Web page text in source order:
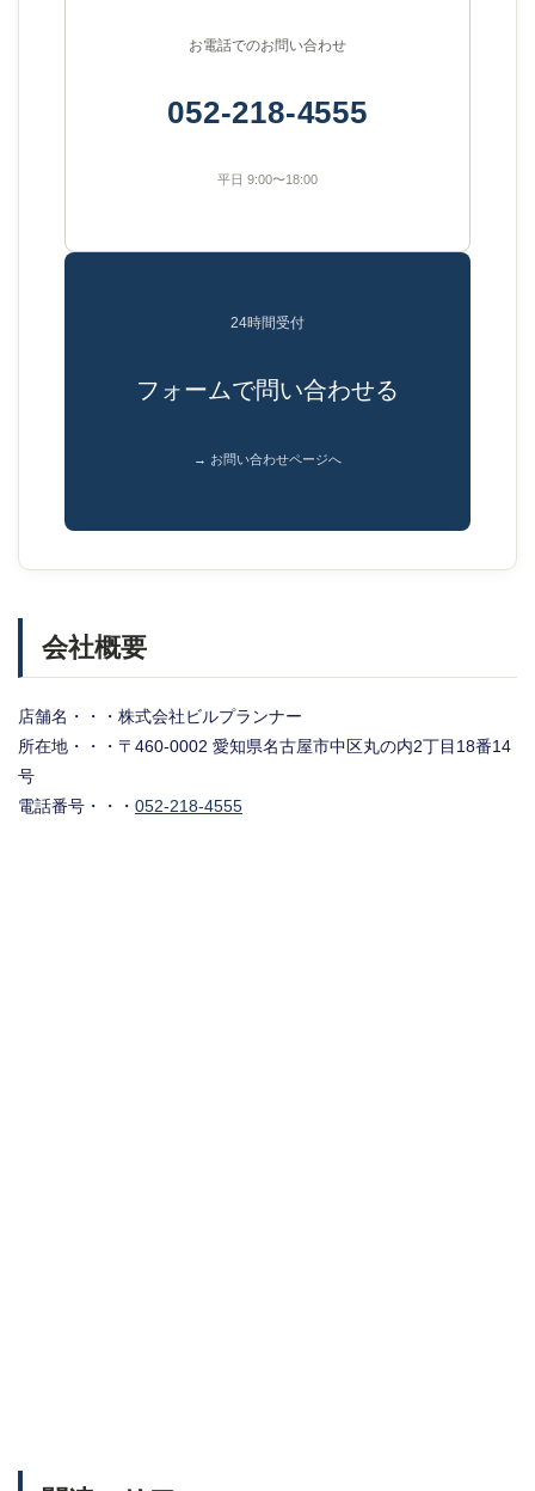
お電話でのお問い合わせ
052-218-4555
平日 9:00〜18:00
24時間受付
フォームで問い合わせる
→ お問い合わせページへ
会社概要
店舗名・・・株式会社ビルプランナー
所在地・・・〒460-0002 愛知県名古屋市中区丸の内2丁目18番14
号
電話番号・・・ 052-218-4555